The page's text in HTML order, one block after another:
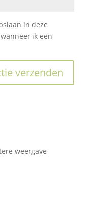
in deze
ik een